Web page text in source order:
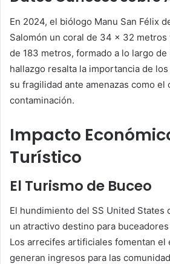
En 2024, el biólogo Manu San Félix
Salomón un coral de 34 x 32
de 183 metros, formado a lo largo de
hallazgo resalta la importancia de
su fragilidad ante amenazas como el
contaminación.
Impacto
Turístico
El Turismo de Buceo
El hundimiento del SS United States
un atractivo destino para
Los arrecifes artificiales fomentan el
generan ingresos para las